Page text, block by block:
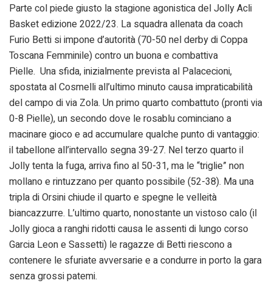
Parte col piede giusto la stagione agonistica del Jolly Acli
Basket edizione 2022/23. La squadra allenata da coach
Furio Betti si impone d’autorità (70-50 nel derby di Coppa
Toscana Femminile) contro un buona e combattiva
Pielle. Una sfida, inizialmente prevista al Palacecioni,
spostata al Cosmelli all’ultimo minuto causa impraticabilità
del campo di via Zola. Un primo quarto combattuto (pronti via
0-8 Pielle), un secondo dove le rosablu cominciano a
macinare gioco e ad accumulare qualche punto di vantaggio:
il tabellone all’intervallo segna 39-27. Nel terzo quarto il
Jolly tenta la fuga, arriva fino al 50-31, ma le “triglie” non
mollano e rintuzzano per quanto possibile (52-38). Ma una
tripla di Orsini chiude il quarto e spegne le velleità
biancazzurre. L’ultimo quarto, nonostante un vistoso calo (il
Jolly gioca a ranghi ridotti causa le assenti di lungo corso
Garcia Leon e Sassetti) le ragazze di Betti riescono a
contenere le sfuriate avversarie e a condurre in porto la gara
senza grossi patemi.